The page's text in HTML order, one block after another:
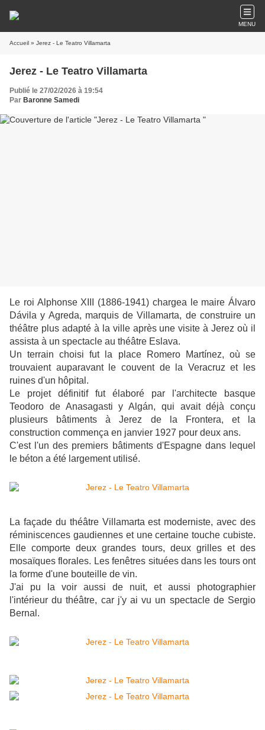
MENU
Accueil » Jerez - Le Teatro Villamarta
Jerez - Le Teatro Villamarta
Publié le 27/02/2026 à 19:54
Par Baronne Samedi
Le roi Alphonse XIII (1886-1941) chargea le maire Álvaro
Dávila y Agreda, marquis de Villamarta, de construire un
théâtre plus adapté à la ville après une visite à Jerez où il
assista à un spectacle au théâtre Eslava.
Un terrain choisi fut la place Romero Martínez, où se
trouvaient auparavant le couvent de la Veracruz et les
ruines d'un hôpital.
Le projet définitif fut élaboré par l'architecte basque
Teodoro de Anasagasti y Algán, qui avait déjà conçu
plusieurs bâtiments à Jerez de la Frontera, et la
construction commença en janvier 1927 pour deux ans.
C'est l'un des premiers bâtiments d'Espagne dans lequel
le béton a été largement utilisé.
La façade du théâtre Villamarta est moderniste, avec des
réminiscences gaudiennes et une certaine touche cubiste.
Elle comporte deux grandes tours, deux grilles et des
mosaïques florales. Les fenêtres situées dans les tours ont
la forme d'une bouteille de vin.
J'ai pu la voir aussi de nuit, et aussi photographier
l'intérieur du théâtre, car j'y ai vu un spectacle de Sergio
Bernal.